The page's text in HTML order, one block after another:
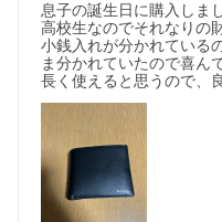
息子の誕生日に購入しま
高校生なのでそれなりの
小銭入れが分かれている
ま分かれていたので喜ん
長く使えると思うので、